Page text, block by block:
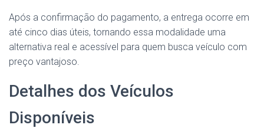
Após a confirmação do pagamento, a entrega ocorre em
até cinco dias úteis, tornando essa modalidade uma
alternativa real e acessível para quem busca veículo com
preço vantajoso.
Detalhes dos Veículos
Disponíveis